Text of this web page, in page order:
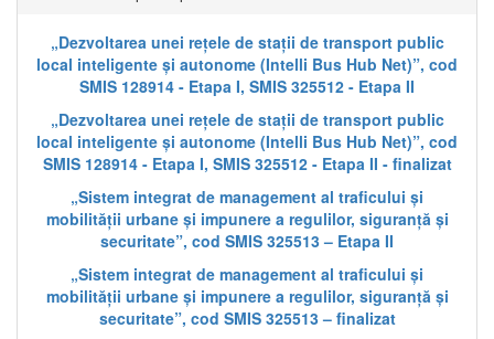
„Dezvoltarea unei rețele de stații de transport public
local inteligente și autonome (Intelli Bus Hub Net)”, cod
SMIS 128914 - Etapa I, SMIS 325512 - Etapa II
„Dezvoltarea unei rețele de stații de transport public
local inteligente și autonome (Intelli Bus Hub Net)”, cod
SMIS 128914 - Etapa I, SMIS 325512 - Etapa II - finalizat
„Sistem integrat de management al traficului și
mobilității urbane și impunere a regulilor, siguranță și
securitate”, cod SMIS 325513 – Etapa II
„Sistem integrat de management al traficului și
mobilității urbane și impunere a regulilor, siguranță și
securitate”, cod SMIS 325513 – finalizat